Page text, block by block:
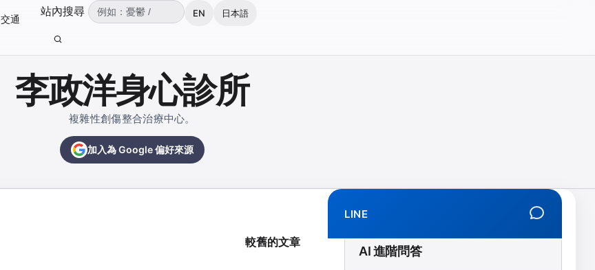
交通
站內搜尋 （可輸入：憂鬱、焦慮、失眠、ADHD、雙相、拒學、創傷、解離、EMDR、TMS、NIRS、預約）
EN 日本語
李政洋身心診所
複雜性創傷整合治療中心。
加入為 Google 偏好來源
較舊的文章
LINE
AI 進階問答